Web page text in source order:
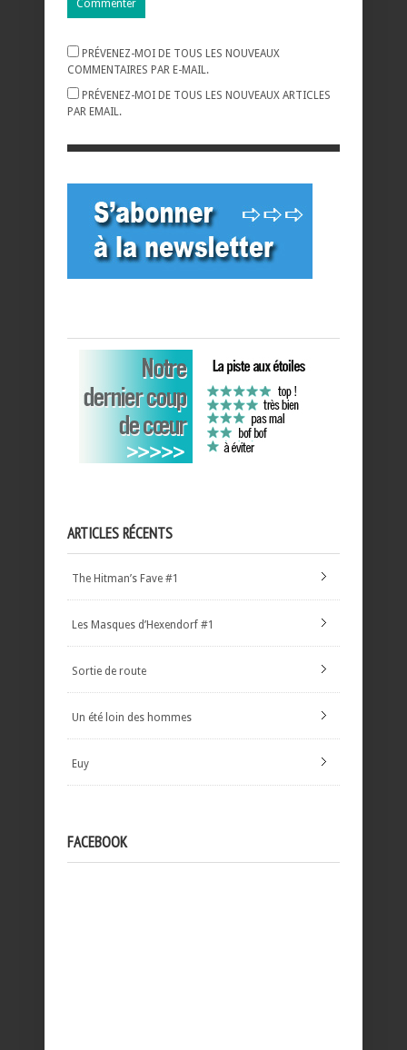
PRÉVENEZ-MOI DE TOUS LES NOUVEAUX
COMMENTAIRES PAR E-MAIL.
PRÉVENEZ-MOI DE TOUS LES NOUVEAUX ARTICLES
PAR EMAIL.
ARTICLES RÉCENTS
The Hitman’s Fave #1
Les Masques d’Hexendorf #1
Sortie de route
Un été loin des hommes
Euy
FACEBOOK